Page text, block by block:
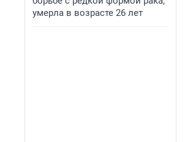
умерла в возрасте 26 лет